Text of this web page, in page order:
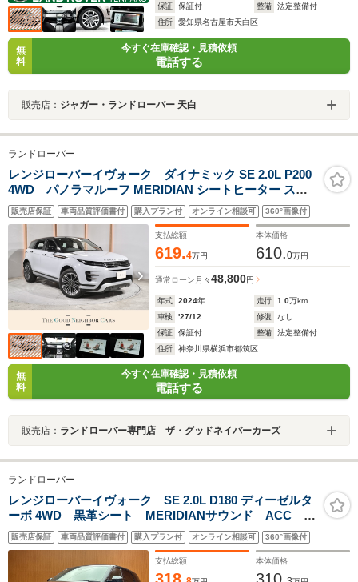
保証
保証付 整備
法定整備付
住所
愛知県名古屋市天白区
無
料
今すぐ在庫確認・見積依頼
電話する
販売店： ジャガー・ランドローバー 天白
ランドローバー
レンジローバーイヴォーク ダイナミック SE 2.0L P200
4WD パノラマルーフ MERIDIAN シートヒーター ステ
アリングヒーター コールドクライメートパック 後席シー
トヒーター 純正20インチAW サラウンドカメラ デジタル
インナーミラー パワーテールゲート ACC BSM
販売店保証 車両品質評価書付 購入プラン付 オンライン相談可 360°画像付
支払総額
619.4万円
本体価格
610.0万円
通常ローン 月々48,800円
年式 2024年 走行 1.0万km
車検
'27/12 修復
なし
保証
保証付 整備
法定整備付
住所
神奈川県横浜市都筑区
無
料
今すぐ在庫確認・見積依頼
電話する
販売店： ランドローバー専門店 ザ・グッドネイバーカーズ
ランドローバー
レンジローバーイヴォーク SE 2.0L D180 ディーゼルタ
ーボ 4WD 黒革シート MERIDIANサウンド ACC 純
正ナビ 360°カメラ TV シートヒーター メモリ付き
パワーシート 電動リアゲート ブラインドスポットア
シスト 純正20インチAW デジタルインナーミラー
販売店保証 車両品質評価書付 購入プラン付 オンライン相談可 360°画像付
支払総額 本体価格